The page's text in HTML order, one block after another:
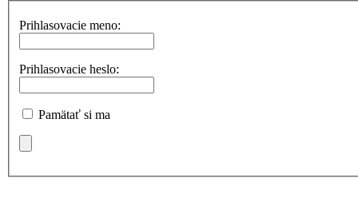
Prihlasovacie meno:
Prihlasovacie heslo:
Pamätať si ma